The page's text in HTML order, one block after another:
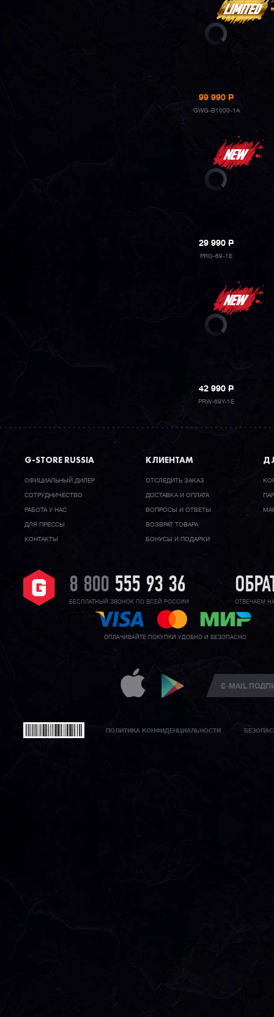
99 990P
GWG-B1000-1A
29 990P
PRG-69-1E
42 990P
PRW-69Y-1E
G-STORE RUSSIA
ОФИЦИАЛЬНЫЙ ДИЛЕР
CОТРУДНИЧЕСТВО
РАБОТА У НАС
ДЛЯ ПРЕССЫ
КОНТАКТЫ
КЛИЕНТАМ
ОТСЛЕДИТЬ ЗАКАЗ
ДОСТАВКА И ОПЛАТА
ВОПРОСЫ И ОТВЕТЫ
ВОЗВРАТ ТОВАРА
БОНУСЫ И ПОДАРКИ
8 800 555 93 36
БЕСПЛАТНЫЙ ЗВОНОК ПО ВСЕЙ РОССИИ ОТВЕЧАЕМ
ОПЛАЧИВАЙТЕ ПОКУПКИ УДОБНО И БЕЗОПАСНО
ПОЛИТИКА КОНФИДЕНЦИАЛЬНОСТИ